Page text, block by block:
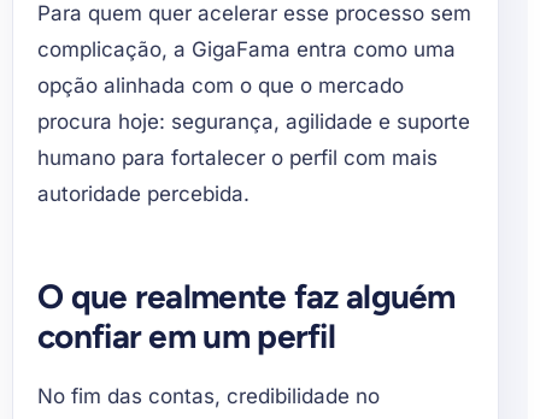
Para quem quer acelerar esse processo sem
complicação, a GigaFama entra como uma
opção alinhada com o que o mercado
procura hoje: segurança, agilidade e suporte
humano para fortalecer o perfil com mais
autoridade percebida.
O que realmente faz alguém
confiar em um perfil
No fim das contas, credibilidade no